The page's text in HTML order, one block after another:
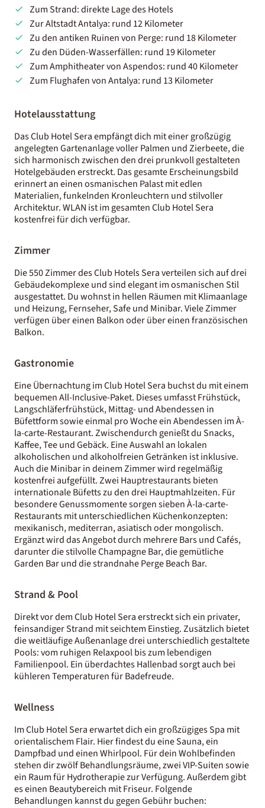
Zum Strand: direkte Lage des Hotels
Zur Altstadt Antalya: rund 12 Kilometer
Zu den antiken Ruinen von Perge: rund 18 Kilometer
Zu den Düden-Wasserfällen: rund 19 Kilometer
Zum Amphitheater von Aspendos: rund 40 Kilometer
Zum Flughafen von Antalya: rund 13 Kilometer
Hotelausstattung
Das Club Hotel Sera empfängt dich mit einer großzügig
angelegten Gartenanlage voller Palmen und Zierbeete, die
sich harmonisch zwischen den drei prunkvoll gestalteten
Hotelgebäuden erstreckt. Das gesamte Erscheinungsbild
erinnert an einen osmanischen Palast mit edlen
Materialien, funkelnden Kronleuchtern und stilvoller
Architektur. WLAN ist im gesamten Club Hotel Sera
kostenfrei für dich verfügbar.
Zimmer
Die 550 Zimmer des Club Hotels Sera verteilen sich auf drei
Gebäudekomplexe und sind elegant im osmanischen Stil
ausgestattet. Du wohnst in hellen Räumen mit Klimaanlage
und Heizung, Fernseher, Safe und Minibar. Viele Zimmer
verfügen über einen Balkon oder über einen französischen
Balkon.
Gastronomie
Eine Übernachtung im Club Hotel Sera buchst du mit einem
bequemen All-Inclusive-Paket. Dieses umfasst Frühstück,
Langschläferfrühstück, Mittag- und Abendessen in
Büfettform sowie einmal pro Woche ein Abendessen im À-
la-carte-Restaurant. Zwischendurch genießt du Snacks,
Kaffee, Tee und Gebäck. Eine Auswahl an lokalen
alkoholischen und alkoholfreien Getränken ist inklusive.
Auch die Minibar in deinem Zimmer wird regelmäßig
kostenfrei aufgefüllt. Zwei Hauptrestaurants bieten
internationale Büfetts zu den drei Hauptmahlzeiten. Für
besondere Genussmomente sorgen sieben À-la-carte-
Restaurants mit unterschiedlichen Küchenkonzepten:
mexikanisch, mediterran, asiatisch oder mongolisch.
Ergänzt wird das Angebot durch mehrere Bars und Cafés,
darunter die stilvolle Champagne Bar, die gemütliche
Garden Bar und die strandnahe Perge Beach Bar.
Strand & Pool
Direkt vor dem Club Hotel Sera erstreckt sich ein privater,
feinsandiger Strand mit seichtem Einstieg. Zusätzlich bietet
die weitläufige Außenanlage drei unterschiedlich gestaltete
Pools: vom ruhigen Relaxpool bis zum lebendigen
Familienpool. Ein überdachtes Hallenbad sorgt auch bei
kühleren Temperaturen für Badefreude.
Wellness
Im Club Hotel Sera erwartet dich ein großzügiges Spa mit
orientalischem Flair. Hier findest du eine Sauna, ein
Dampfbad und einen Whirlpool. Für dein Wohlbefinden
stehen dir zwölf Behandlungsräume, zwei VIP-Suiten sowie
ein Raum für Hydrotherapie zur Verfügung. Außerdem gibt
es einen Beautybereich mit Friseur. Folgende
Behandlungen kannst du gegen Gebühr buchen: